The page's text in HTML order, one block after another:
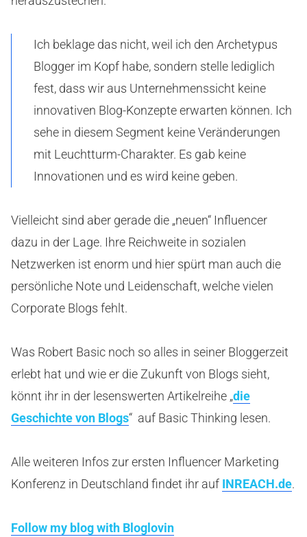
Ich beklage das nicht, weil ich den Archetypus
Blogger im Kopf habe, sondern stelle lediglich
fest, dass wir aus Unternehmenssicht keine
innovativen Blog-Konzepte erwarten können. Ich
sehe in diesem Segment keine Veränderungen
mit Leuchtturm-Charakter. Es gab keine
Innovationen und es wird keine geben.
Vielleicht sind aber gerade die „neuen“ Influencer
dazu in der Lage. Ihre Reichweite in sozialen
Netzwerken ist enorm und hier spürt man auch die
persönliche Note und Leidenschaft, welche vielen
Corporate Blogs fehlt.
Was Robert Basic noch so alles in seiner Bloggerzeit
erlebt hat und wie er die Zukunft von Blogs sieht,
könnt ihr in der lesenswerten Artikelreihe „die
Geschichte von Blogs“ auf Basic Thinking lesen.
Alle weiteren Infos zur ersten Influencer Marketing
Konferenz in Deutschland findet ihr auf INREACH.de.
Follow my blog with Bloglovin